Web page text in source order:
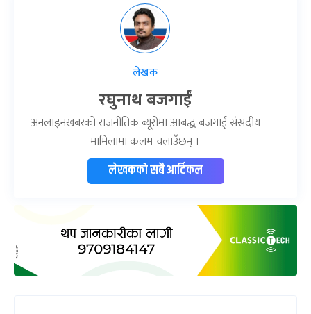
लेखक
रघुनाथ बजगाईं
अनलाइनखबरको राजनीतिक ब्यूरोमा आबद्ध बजगाईं संसदीय
मामिलामा कलम चलाउँछन् ।
लेखकको सबै आर्टिकल